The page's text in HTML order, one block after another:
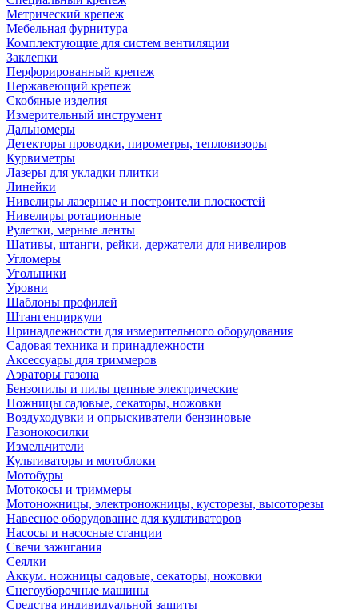
Метрический крепеж
Мебельная фурнитура
Комплектующие для систем вентиляции
Заклепки
Перфорированный крепеж
Нержавеющий крепеж
Скобяные изделия
Измерительный инструмент
Дальномеры
Детекторы проводки, пирометры, тепловизоры
Курвиметры
Лазеры для укладки плитки
Линейки
Нивелиры лазерные и построители плоскостей
Нивелиры ротационные
Рулетки, мерные ленты
Шативы, штанги, рейки, держатели для нивелиров
Угломеры
Угольники
Уровни
Шаблоны профилей
Штангенциркули
Принадлежности для измерительного оборудования
Садовая техника и принадлежности
Аксессуары для триммеров
Аэраторы газона
Бензопилы и пилы цепные электрические
Ножницы садовые, секаторы, ножовки
Воздуходувки и опрыскиватели бензиновые
Газонокосилки
Измельчители
Культиваторы и мотоблоки
Мотобуры
Мотокосы и триммеры
Мотоножницы, электроножницы, кусторезы, высоторезы
Навесное оборудование для культиваторов
Насосы и насосные станции
Свечи зажигания
Сеялки
Аккум. ножницы садовые, секаторы, ножовки
Снегоуборочные машины
Средства индивидуальной защиты